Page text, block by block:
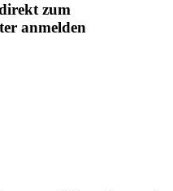
zum
anmelden